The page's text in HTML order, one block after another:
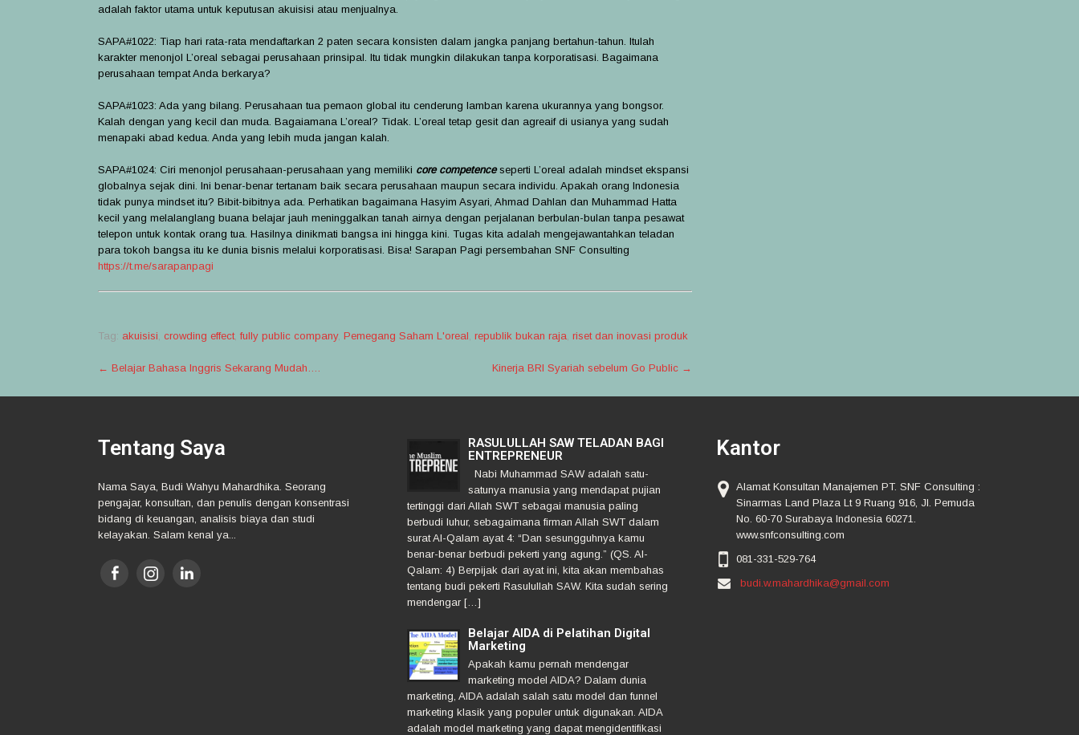
adalah faktor utama untuk keputusan akuisisi atau menjualnya.
SAPA#1022: Tiap hari rata-rata mendaftarkan 2 paten secara konsisten dalam jangka panjang bertahun-tahun. Itulah
karakter menonjol L’oreal sebagai perusahaan prinsipal. Itu tidak mungkin dilakukan tanpa korporatisasi. Bagaimana
perusahaan tempat Anda berkarya?
SAPA#1023: Ada yang bilang. Perusahaan tua pemaon global itu cenderung lamban karena ukurannya yang bongsor.
Kalah dengan yang kecil dan muda. Bagaiamana L’oreal? Tidak. L’oreal tetap gesit dan agreaif di usianya yang sudah
menapaki abad kedua. Anda yang lebih muda jangan kalah.
SAPA#1024: Ciri menonjol perusahaan-perusahaan yang memiliki core competenceseperti L’oreal adalah mindset ekspansi
globalnya sejak dini. Ini benar-benar tertanam baik secara perusahaan maupun secara individu. Apakah orang Indonesia
tidak punya mindset itu? Bibit-bibitnya ada. Perhatikan bagaimana Hasyim Asyari, Ahmad Dahlan dan Muhammad Hatta
kecil yang melalanglang buana belajar jauh meninggalkan tanah airnya dengan perjalanan berbulan-bulan tanpa pesawat
telepon untuk kontak orang tua. Hasilnya dinikmati bangsa ini hingga kini. Tugas kita adalah mengejawantahkan teladan
para tokoh bangsa itu ke dunia bisnis melalui korporatisasi. Bisa! Sarapan Pagi persembahan SNF Consulting
https://t.me/sarapanpagi
Tag: akuisisi, crowding effect, fully public company, Pemegang Saham L'oreal, republik bukan raja, riset dan inovasi produk
Post
← Belajar Bahasa Inggris Sekarang Mudah…. Kinerja BRI Syariah sebelum Go Public →
Tentang Saya
Nama Saya, Budi Wahyu Mahardhika. Seorang
pengajar, konsultan, dan penulis dengan konsentrasi
bidang di keuangan, analisis biaya dan studi
kelayakan. Salam kenal ya...
RASULULLAH SAW TELADAN BAGI
ENTREPRENEUR
Nabi Muhammad SAW adalah satu-
satunya manusia yang mendapat pujian
tertinggi dari Allah SWT sebagai manusia paling
berbudi luhur, sebagaimana firman Allah SWT dalam
surat Al-Qalam ayat 4: “Dan sesungguhnya kamu
benar-benar berbudi pekerti yang agung.” (QS. Al-
Qalam: 4) Berpijak dari ayat ini, kita akan membahas
tentang budi pekerti Rasulullah SAW. Kita sudah sering
mendengar […]
Belajar AIDA di Pelatihan Digital
Marketing
Apakah kamu pernah mendengar
marketing model AIDA? Dalam dunia
marketing, AIDA adalah salah satu model dan funnel
marketing klasik yang populer untuk digunakan. AIDA
adalah model marketing yang dapat mengidentifikasi
Kantor
Alamat Konsultan Manajemen PT. SNF Consulting :
Sinarmas Land Plaza Lt 9 Ruang 916, Jl. Pemuda
No. 60-70 Surabaya Indonesia 60271.
www.snfconsulting.com
081-331-529-764
budi.w.mahardhika@gmail.com